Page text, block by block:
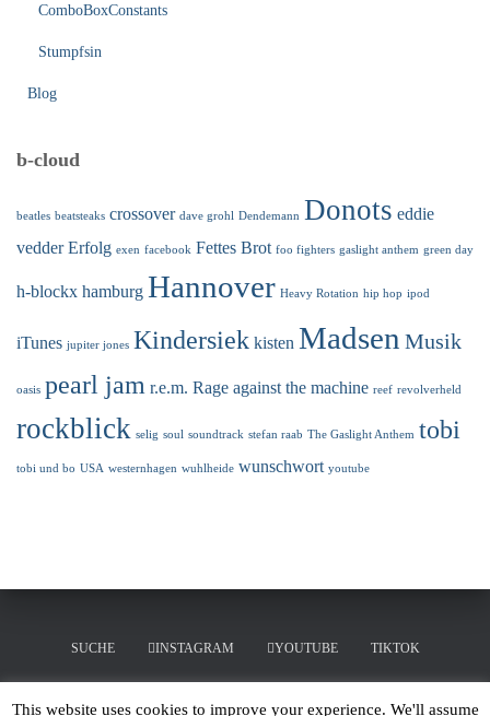
ComboBoxConstants
Stumpfsin
Blog
b-cloud
beatles beatsteaks crossover dave grohl Dendemann Donots eddie
vedder Erfolg exen facebook Fettes Brot foo fighters gaslight anthem green day
h-blockx hamburg Hannover Heavy Rotation hip hop ipod
iTunes jupiter jones Kindersiek kisten Madsen Musik
oasis pearl jam r.e.m. Rage against the machine reef revolverheld
rockblick selig soul soundtrack stefan raab The Gaslight Anthem tobi
tobi und bo USA westernhagen wuhlheide wunschwort youtube
SUCHE INSTAGRAM YOUTUBE TIKTOK
LINKEDIN MERCHANDISING
This website uses cookies to improve your experience. We'll assume